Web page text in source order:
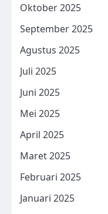
Oktober 2025
September 2025
Agustus 2025
Juli 2025
Juni 2025
Mei 2025
April 2025
Maret 2025
Februari 2025
Januari 2025